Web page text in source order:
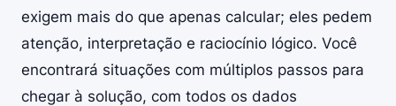
exigem mais do que apenas calcular; eles pedem
atenção, interpretação e raciocínio lógico. Você
encontrará situações com múltiplos passos para
chegar à solução, com todos os dados